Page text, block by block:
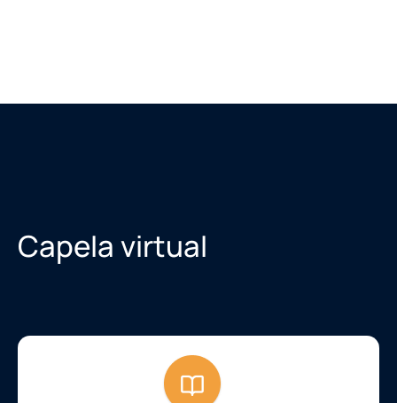
Capela virtual